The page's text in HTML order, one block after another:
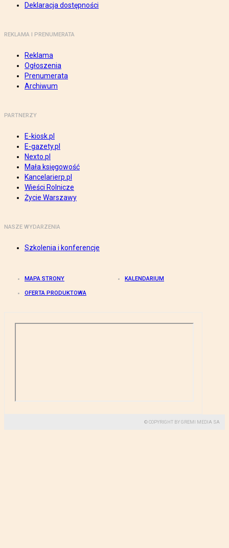
Deklaracja dostępności
REKLAMA I PRENUMERATA
Reklama
Ogłoszenia
Prenumerata
Archiwum
PARTNERZY
E-kiosk.pl
E-gazety.pl
Nexto.pl
Mała księgowość
Kancelarierp.pl
Wieści Rolnicze
Życie Warszawy
NASZE WYDARZENIA
Szkolenia i konferencje
MAPA STRONY KALENDARIUM
OFERTA PRODUKTOWA
© COPYRIGHT BY GREMI MEDIA SA